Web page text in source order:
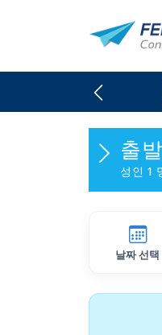
출
성인 1
날짜 선택